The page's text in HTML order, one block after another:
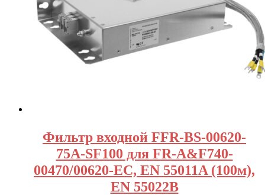
Фильтр входной FFR-BS-00620-
75A-SF100 для FR-A&F740-
00470/00620-EC, EN 55011A (100м),
EN 55022B